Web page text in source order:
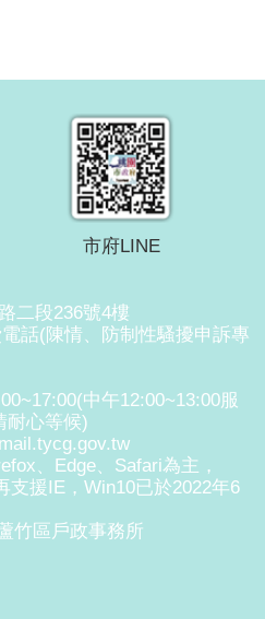
市府LINE
二段236號4樓
話(陳情、防制性騷擾申訴專
中午12:00~13:00服
耐心等候)
、Edge、Safari為主，
支援IE，Win10已於2022年6
竹區戶政事務所